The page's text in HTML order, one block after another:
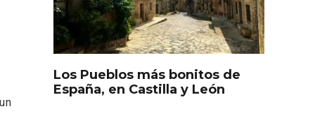
Los Pueblos más bonitos de
España, en Castilla y León
descubre “Otros Vinos de
Toro”